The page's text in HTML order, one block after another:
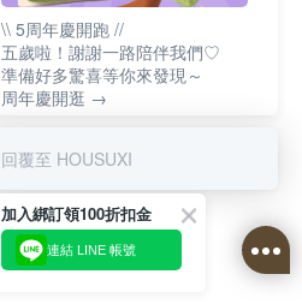
\\ 5周年慶開跑 //
五歲啦！謝謝一路陪伴我們♡
準備好多驚喜等你來發現～
周年慶開逛 →
回覆至 HOUSUXI
加入綁訂領100折扣金
連結 LINE 帳號